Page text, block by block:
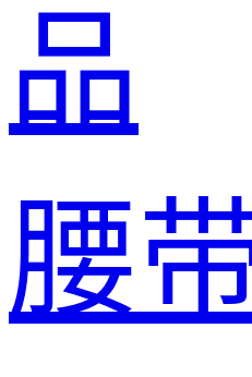
品
腰